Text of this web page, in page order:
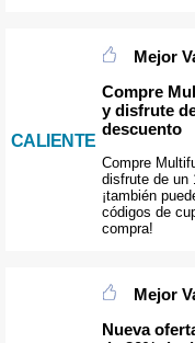
CALIENTE
Mejor
Compre
y disfrute
descuento
Compre
disfrute de un
¡también
códigos de
compra!
Mejor
Nueva